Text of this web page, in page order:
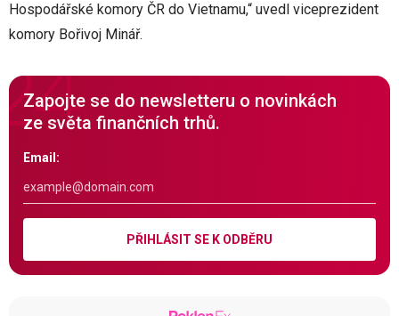
Hospodářské komory ČR do Vietnamu,“ uvedl viceprezident
komory Bořivoj Minář.
Zapojte se do newsletteru o novinkách
ze světa finančních trhů.
Email:
PŘIHLÁSIT SE K ODBĚRU